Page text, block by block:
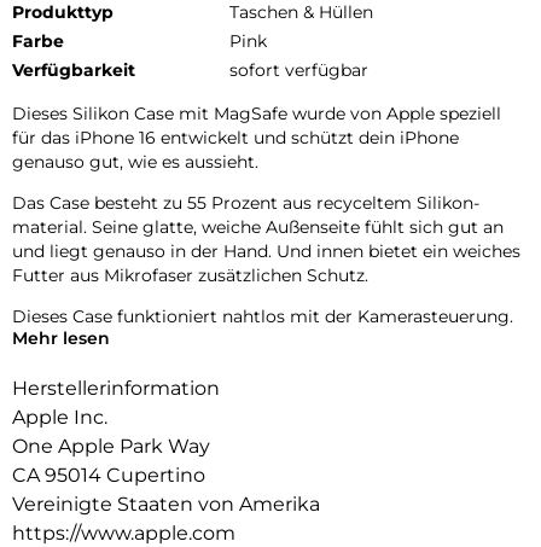
Produkttyp
Taschen & Hüllen
Farbe
Pink
Verfügbarkeit
sofort verfügbar
Dieses Silikon Case mit MagSafe wurde von Apple speziell
für das iPhone 16 entwickelt und schützt dein iPhone
genauso gut, wie es aussieht.
Das Case besteht zu 55 Prozent aus recyceltem Silikon­
material. Seine glatte, weiche Außenseite fühlt sich gut an
und liegt genauso in der Hand. Und innen bietet ein weiches
Futter aus Mikrofaser zusätzlichen Schutz.
Dieses Case funktioniert nahtlos mit der Kamerasteuerung.
Es kommt mit Saphirglas mit einer leitenden Schicht, die die
überträgt.
Mit integrierten Magneten, die sich perfekt am iPhone 16
ausrichten, hält das Case ganz einfach und sorgt für
schnelleres kabel­loses Laden. Lass dein iPhone beim Laden
einfach im Case und docke dein MagSafe Ladegerät an oder
leg es auf dein Qi2 oder Qi zertifiziertes Ladegerät.
Mehr lesen
Herstellerinformation
Apple Inc.
One Apple Park Way
CA 95014 Cupertino
Vereinigte Staaten von Amerika
https://www.apple.com